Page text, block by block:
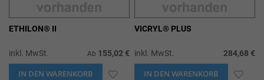
ETHILON® II
inkl. MwSt. Ab 155,02 €
IN DEN WARENKORB ZUR
VICRYL® PLUS
inkl. MwSt. 284,68 €
IN DEN WARENKORB ZUR